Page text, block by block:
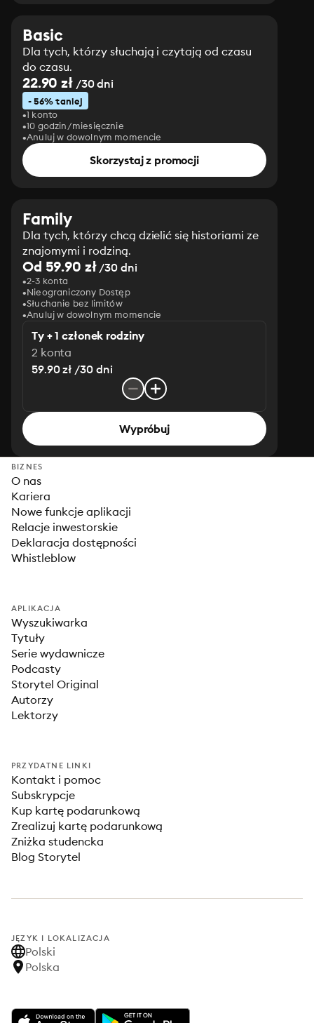
Basic
Dla tych, którzy słuchają i czytają od czasu
do czasu.
22.90 zł/30 dni
- 56% taniej
1 konto
10 godzin/miesięcznie
Anuluj w dowolnym momencie
Skorzystaj z promocji
Family
Dla tych, którzy chcą dzielić się historiami ze
znajomymi i rodziną.
Od 59.90 zł/30 dni
2-3 konta
Nieograniczony Dostęp
Słuchanie bez limitów
Anuluj w dowolnym momencie
Ty + 1 członek rodziny
2 konta
59.90 zł /30 dni
Wypróbuj
BIZNES
O nas
Kariera
Nowe funkcje aplikacji
Relacje inwestorskie
Deklaracja dostępności
Whistleblow
APLIKACJA
Wyszukiwarka
Tytuły
Serie wydawnicze
Podcasty
Storytel Original
Autorzy
Lektorzy
PRZYDATNE LINKI
Kontakt i pomoc
Subskrypcje
Kup kartę podarunkową
Zrealizuj kartę podarunkową
Zniżka studencka
Blog Storytel
JĘZYK I LOKALIZACJA
Polski
Polska